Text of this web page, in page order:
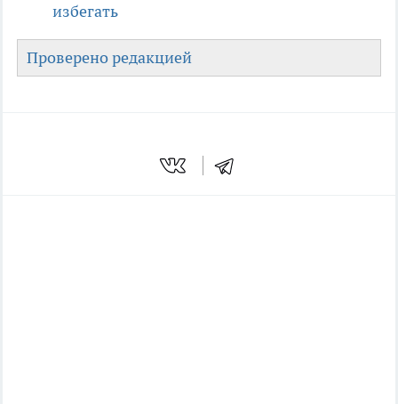
избегать
Проверено редакцией